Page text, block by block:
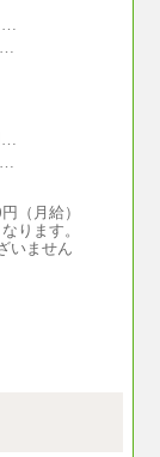
（月給）
ります。
いません
～
記給与の範
ません